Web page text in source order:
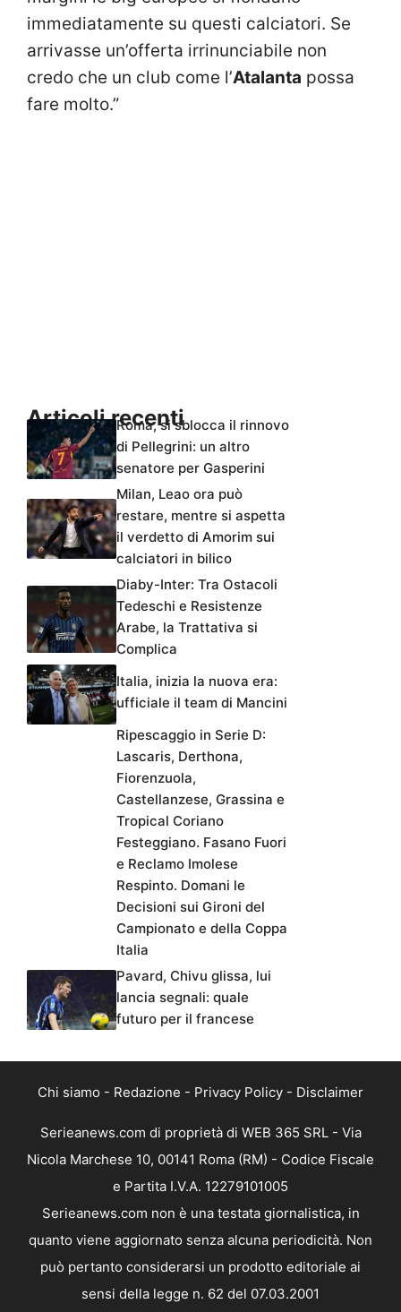
immediatamente su questi calciatori. Se
arrivasse un’offerta irrinunciabile non
credo che un club come l’Atalanta possa
fare molto.”
Articoli recentiRoma, si sblocca il rinnovo
di Pellegrini: un altro
senatore per Gasperini
Milan, Leao ora può
restare, mentre si aspetta
il verdetto di Amorim sui
calciatori in bilico
Diaby-Inter: Tra Ostacoli
Tedeschi e Resistenze
Arabe, la Trattativa si
Complica
Italia, inizia la nuova era:
ufficiale il team di Mancini
Ripescaggio in Serie D:
Lascaris, Derthona,
Fiorenzuola,
Castellanzese, Grassina e
Tropical Coriano
Festeggiano. Fasano Fuori
e Reclamo Imolese
Respinto. Domani le
Decisioni sui Gironi del
Campionato e della Coppa
Italia
Pavard, Chivu glissa, lui
lancia segnali: quale
futuro per il francese
Chi siamo - Redazione - Privacy Policy - Disclaimer
Serieanews.com di proprietà di WEB 365 SRL - Via
Nicola Marchese 10, 00141 Roma (RM) - Codice Fiscale
e Partita I.V.A. 12279101005
Serieanews.com non è una testata giornalistica, in
quanto viene aggiornato senza alcuna periodicità. Non
può pertanto considerarsi un prodotto editoriale ai
sensi della legge n. 62 del 07.03.2001